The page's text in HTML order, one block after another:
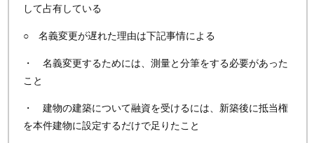
して占有している
○ 名義変更が遅れた理由は下記事情による
・ 名義変更するためには、測量と分筆をする必要があった
こと
・ 建物の建築について融資を受けるには、新築後に抵当権
を本件建物に設定するだけで足りたこと